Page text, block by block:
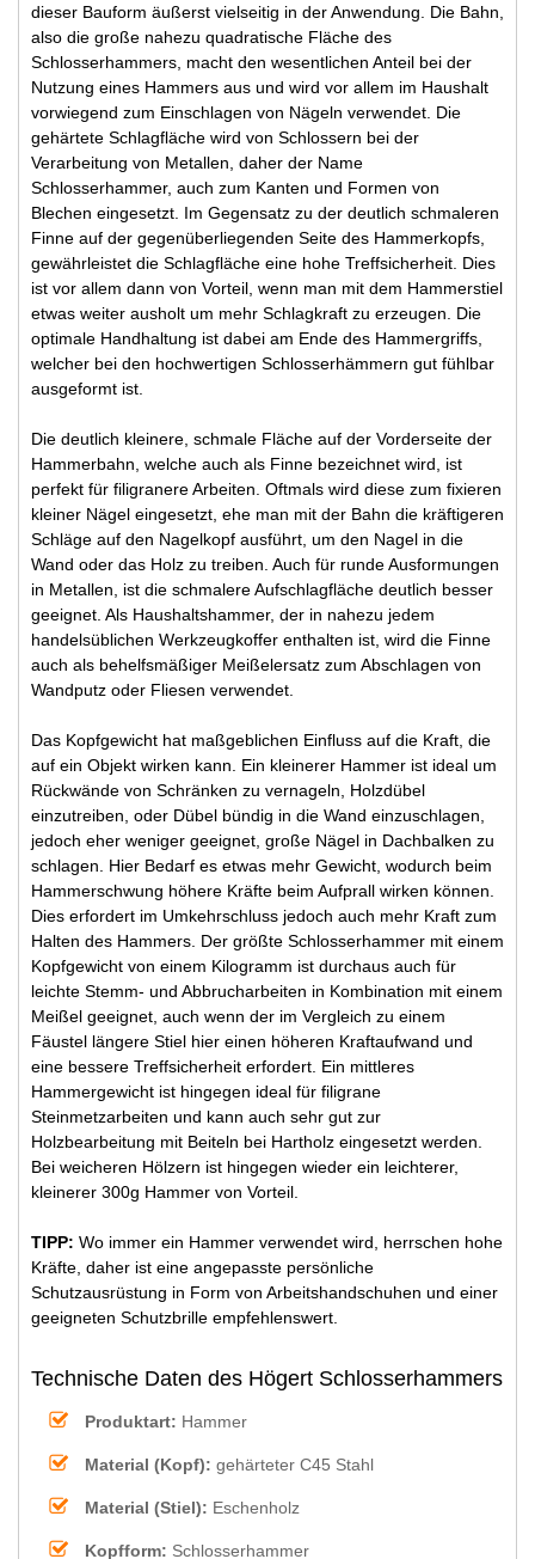
dieser Bauform äußerst vielseitig in der Anwendung. Die Bahn,
also die große nahezu quadratische Fläche des
Schlosserhammers, macht den wesentlichen Anteil bei der
Nutzung eines Hammers aus und wird vor allem im Haushalt
vorwiegend zum Einschlagen von Nägeln verwendet. Die
gehärtete Schlagfläche wird von Schlossern bei der
Verarbeitung von Metallen, daher der Name
Schlosserhammer, auch zum Kanten und Formen von
Blechen eingesetzt. Im Gegensatz zu der deutlich schmaleren
Finne auf der gegenüberliegenden Seite des Hammerkopfs,
gewährleistet die Schlagfläche eine hohe Treffsicherheit. Dies
ist vor allem dann von Vorteil, wenn man mit dem Hammerstiel
etwas weiter ausholt um mehr Schlagkraft zu erzeugen. Die
optimale Handhaltung ist dabei am Ende des Hammergriffs,
welcher bei den hochwertigen Schlosserhämmern gut fühlbar
ausgeformt ist.
Die deutlich kleinere, schmale Fläche auf der Vorderseite der
Hammerbahn, welche auch als Finne bezeichnet wird, ist
perfekt für filigranere Arbeiten. Oftmals wird diese zum fixieren
kleiner Nägel eingesetzt, ehe man mit der Bahn die kräftigeren
Schläge auf den Nagelkopf ausführt, um den Nagel in die
Wand oder das Holz zu treiben. Auch für runde Ausformungen
in Metallen, ist die schmalere Aufschlagfläche deutlich besser
geeignet. Als Haushaltshammer, der in nahezu jedem
handelsüblichen Werkzeugkoffer enthalten ist, wird die Finne
auch als behelfsmäßiger Meißelersatz zum Abschlagen von
Wandputz oder Fliesen verwendet.
Das Kopfgewicht hat maßgeblichen Einfluss auf die Kraft, die
auf ein Objekt wirken kann. Ein kleinerer Hammer ist ideal um
Rückwände von Schränken zu vernageln, Holzdübel
einzutreiben, oder Dübel bündig in die Wand einzuschlagen,
jedoch eher weniger geeignet, große Nägel in Dachbalken zu
schlagen. Hier Bedarf es etwas mehr Gewicht, wodurch beim
Hammerschwung höhere Kräfte beim Aufprall wirken können.
Dies erfordert im Umkehrschluss jedoch auch mehr Kraft zum
Halten des Hammers. Der größte Schlosserhammer mit einem
Kopfgewicht von einem Kilogramm ist durchaus auch für
leichte Stemm- und Abbrucharbeiten in Kombination mit einem
Meißel geeignet, auch wenn der im Vergleich zu einem
Fäustel längere Stiel hier einen höheren Kraftaufwand und
eine bessere Treffsicherheit erfordert. Ein mittleres
Hammergewicht ist hingegen ideal für filigrane
Steinmetzarbeiten und kann auch sehr gut zur
Holzbearbeitung mit Beiteln bei Hartholz eingesetzt werden.
Bei weicheren Hölzern ist hingegen wieder ein leichterer,
kleinerer 300g Hammer von Vorteil.
TIPP: Wo immer ein Hammer verwendet wird, herrschen hohe
Kräfte, daher ist eine angepasste persönliche
Schutzausrüstung in Form von Arbeitshandschuhen und einer
geeigneten Schutzbrille empfehlenswert.
Technische Daten des Högert Schlosserhammers
Produktart: Hammer
Material (Kopf): gehärteter C45 Stahl
Material (Stiel): Eschenholz
Kopfform: Schlosserhammer